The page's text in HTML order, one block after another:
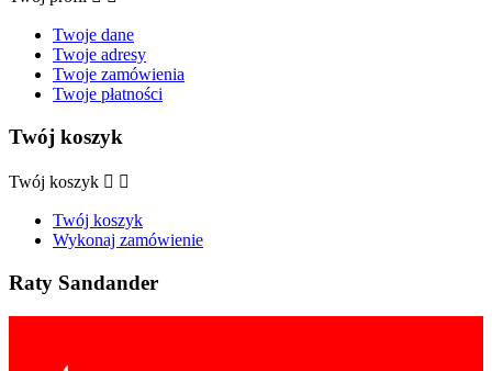
Twoje dane
Twoje adresy
Twoje zamówienia
Twoje płatności
Twój koszyk
Twój koszyk  
Twój koszyk
Wykonaj zamówienie
Raty Sandander